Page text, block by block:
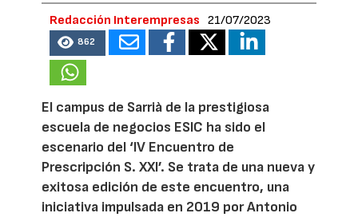
Redacción Interempresas 21/07/2023
862
El campus de Sarrià de la prestigiosa
escuela de negocios ESIC ha sido el
escenario del ‘IV Encuentro de
Prescripción S. XXI’. Se trata de una nueva y
exitosa edición de este encuentro, una
iniciativa impulsada en 2019 por Antonio